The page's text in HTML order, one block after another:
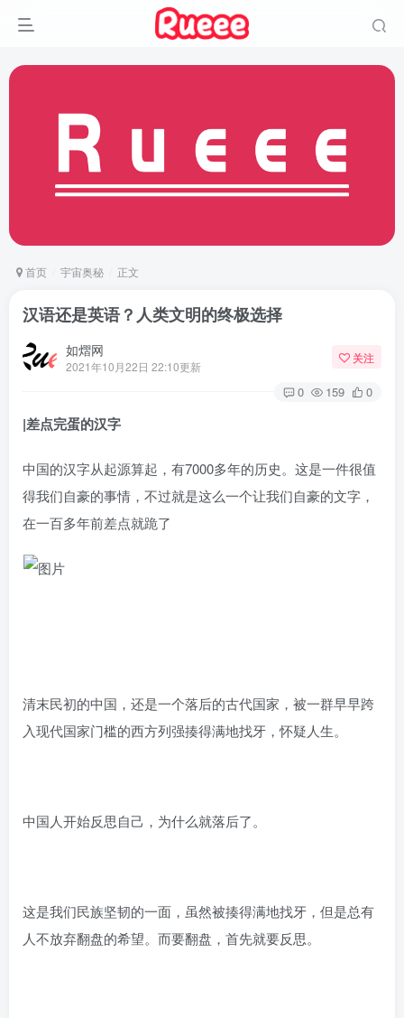
首页 宇宙奥秘 正文
汉语还是英语？人类文明的终极选择
如熠网
2021年10月22日 22:10更新
关注
0 159 0
|差点完蛋的汉字
中国的汉字从起源算起，有7000多年的历史。这是一件很值
得我们自豪的事情，不过就是这么一个让我们自豪的文字，
在一百多年前差点就跪了
清末民初的中国，还是一个落后的古代国家，被一群早早跨
入现代国家门槛的西方列强揍得满地找牙，怀疑人生。
中国人开始反思自己，为什么就落后了。
这是我们民族坚韧的一面，虽然被揍得满地找牙，但是总有
人不放弃翻盘的希望。而要翻盘，首先就要反思。